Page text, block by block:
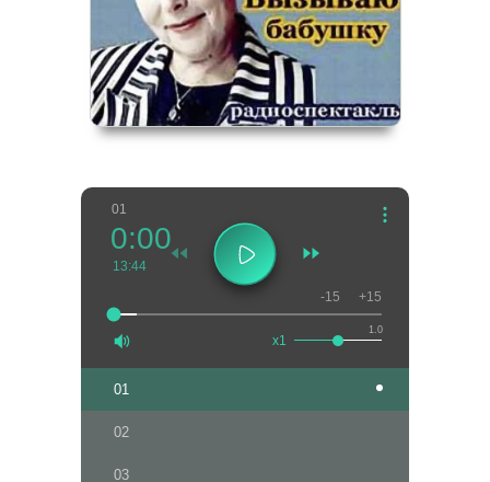
01
0:00
13:44
1.0
x1
-15 +15
01
02
03